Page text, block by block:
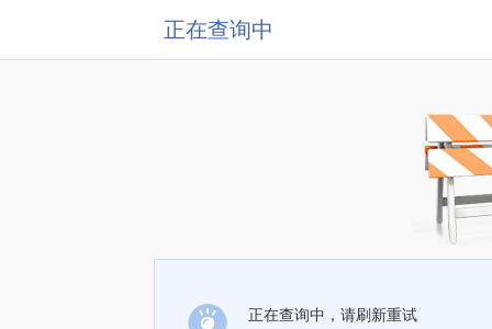
正在查询中
正在查询中，请刷新重试